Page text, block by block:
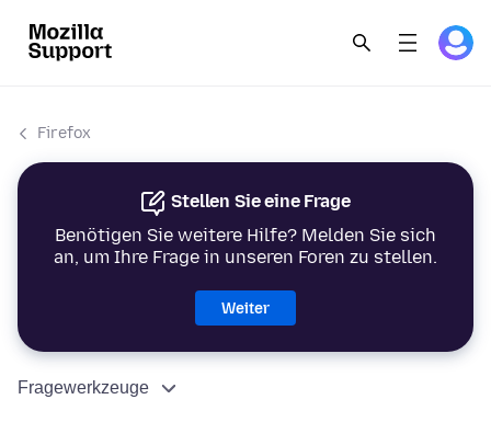
Firefox
Stellen Sie eine Frage
Benötigen Sie weitere Hilfe? Melden Sie sich
an, um Ihre Frage in unseren Foren zu stellen.
Weiter
Fragewerkzeuge